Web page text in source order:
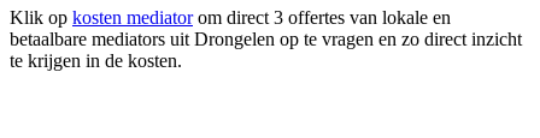
Klik op kosten mediatorom direct 3 offertes van lokale en
betaalbare mediators uit Drongelen op te vragen en zo direct inzicht
te krijgen in de kosten.